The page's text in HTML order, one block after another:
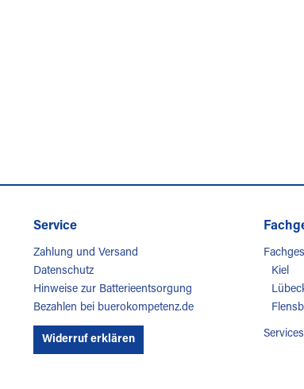
Service
Zahlung und Versand
Datenschutz
Hinweise zur Batterieentsorgung
Bezahlen bei buerokompetenz.de
Widerruf erklären
Kiel
Services